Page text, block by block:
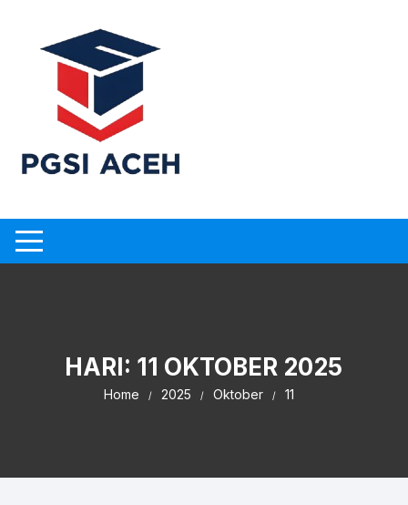
content
HARI: 11 OKTOBER 2025
Home 2025 Oktober 11